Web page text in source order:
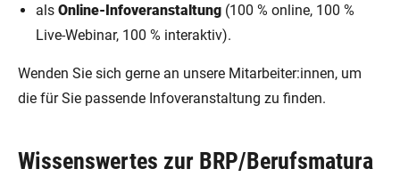
als Online-Infoveranstaltung (100 % online, 100 %
Live-Webinar, 100 % interaktiv).
Wenden Sie sich gerne an unsere Mitarbeiter:innen, um
die für Sie passende Infoveranstaltung zu finden.
Wissenswertes zur BRP/Berufsmatura